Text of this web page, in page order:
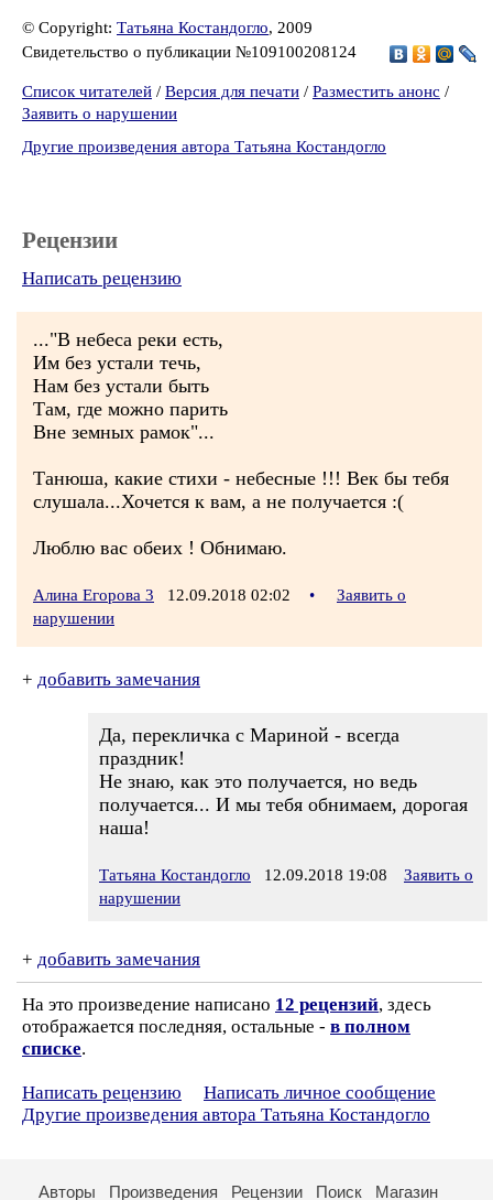
© Copyright: Татьяна Костандогло, 2009
Свидетельство о публикации №109100208124
Список читателей / Версия для печати / Разместить анонс /
Заявить о нарушении
Другие произведения автора Татьяна Костандогло
Рецензии
Написать рецензию
..."В небеса реки есть,
Им без устали течь,
Нам без устали быть
Там, где можно парить
Вне земных рамок"...
Танюша, какие стихи - небесные !!! Век бы тебя
слушала...Хочется к вам, а не получается :(
Люблю вас обеих ! Обнимаю.
Алина Егорова 3 12.09.2018 02:02 •
Заявить о
нарушении
+ добавить замечания
Да, перекличка с Мариной - всегда
праздник!
Не знаю, как это получается, но ведь
получается... И мы тебя обнимаем, дорогая
наша!
Татьяна Костандогло 12.09.2018 19:08
Заявить о
нарушении
+ добавить замечания
На это произведение написано 12 рецензий, здесь
отображается последняя, остальные - в полном
списке.
Написать рецензию
Написать личное сообщение
Другие произведения автора Татьяна Костандогло
Авторы Произведения Рецензии Поиск Магазин